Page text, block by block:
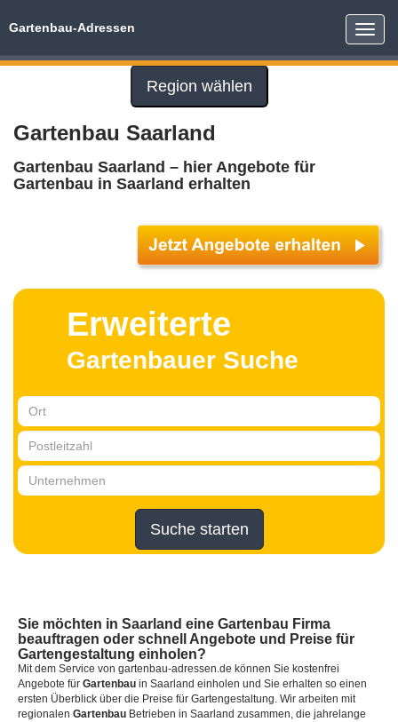
Toggle
Gartenbau-Adressen
Region wählen
Gartenbau Saarland
Gartenbau Saarland – hier Angebote für
Gartenbau in Saarland erhalten
Erweiterte
Gartenbauer Suche
Suche starten
Sie möchten in Saarland eine Gartenbau Firma
beauftragen oder schnell Angebote und Preise für
Gartengestaltung einholen?
Mit dem Service von gartenbau-adressen.de können Sie kostenfrei
Angebote für Gartenbau in Saarland einholen und Sie erhalten so einen
ersten Überblick über die Preise für Gartengestaltung. Wir arbeiten mit
regionalen Gartenbau Betrieben in Saarland zusammen, die jahrelange